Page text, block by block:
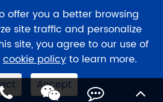
Co., Ltd.Todos os
de privacidade
offer you a better browsing
site traffic and personalize
site, you agree to our use of
cookie policyto learn more.
Accept